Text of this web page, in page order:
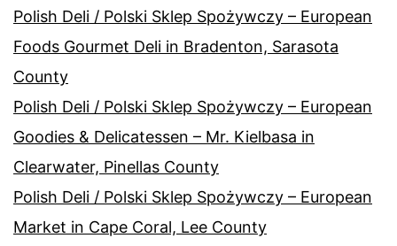
Polish Deli / Polski Sklep Spożywczy – European
Foods Gourmet Deli in Bradenton, Sarasota
County
Polish Deli / Polski Sklep Spożywczy – European
Goodies & Delicatessen – Mr. Kielbasa in
Clearwater, Pinellas County
Polish Deli / Polski Sklep Spożywczy – European
Market in Cape Coral, Lee County